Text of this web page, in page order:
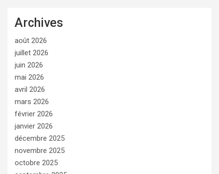
Archives
août 2026
juillet 2026
juin 2026
mai 2026
avril 2026
mars 2026
février 2026
janvier 2026
décembre 2025
novembre 2025
octobre 2025